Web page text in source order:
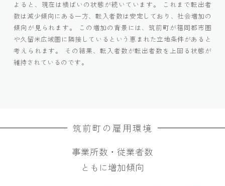
よると、現在は横ばいの状態が続いています。 これまで転出者
数は減少傾向にある一方、転入者数は安定しており、社会増加の
傾向が見られます。 この増加の背景には、筑前町が福岡都市圏
や久留米広域圏に隣接しているという恵まれた立地条件があると
考えられます。 その結果、転入者数が転出者数を上回る状態が
維持されているのです。
筑前町の雇用環境
事業所数・従業者数
ともに増加傾向